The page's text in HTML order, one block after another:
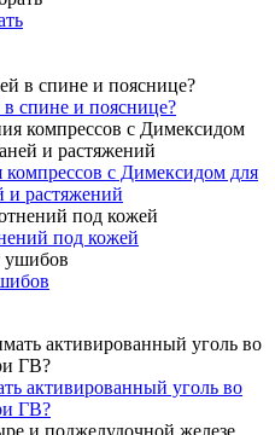
спине и пояснице?
с Димексидом для
и растяжений
под кожей
активированный уголь во
ГВ?